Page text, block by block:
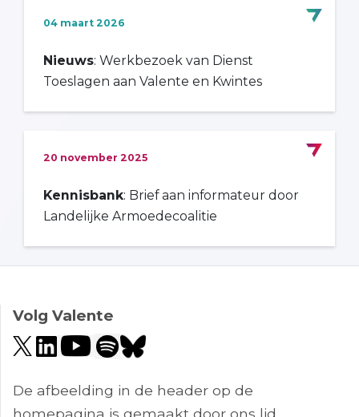
04 maart 2026
Nieuws: Werkbezoek van Dienst
Toeslagen aan Valente en Kwintes
20 november 2025
Kennisbank: Brief aan informateur door
Landelijke Armoedecoalitie
Volg Valente
De afbeelding in de header op de
homepagina is gemaakt door ons lid